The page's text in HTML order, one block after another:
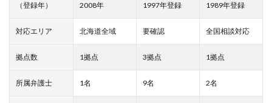
（登録年）
2008年
1997年登録
1989年登録
対応エリア 北海道全域 要確認 全国相談対応
拠点数 1拠点 3拠点 1拠点
所属弁護士 1名 9名 2名